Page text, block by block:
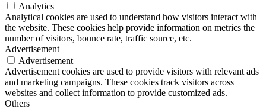
Analytics
Analytical cookies are used to understand how visitors interact with
the website. These cookies help provide information on metrics the
number of visitors, bounce rate, traffic source, etc.
Advertisement
Advertisement
Advertisement cookies are used to provide visitors with relevant ads
and marketing campaigns. These cookies track visitors across
websites and collect information to provide customized ads.
Others